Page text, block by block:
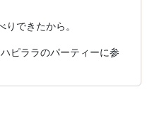
できたから。
ピララのパーティーに参